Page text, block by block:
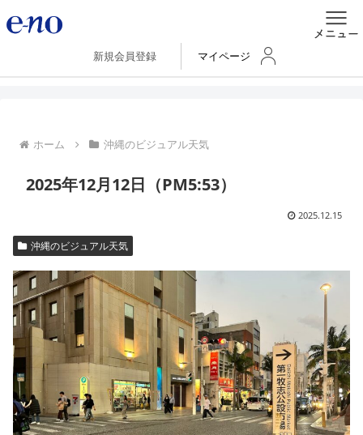
新規会員登録 マイページ
ホーム 沖縄のビジュアル天気
2025年12月12日（PM5:53）
2025.12.15
沖縄のビジュアル天気